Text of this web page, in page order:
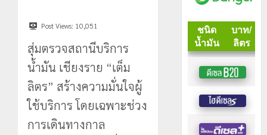
Post Views: 10,051
สุ่มตรวจสถานีบริการ
น้ำมัน เชียงราย “เต็ม
ลิตร” สร้างความมั่นใจผู้
ใช้บริการ โดยเฉพาะช่วง
การเดินทางกาล